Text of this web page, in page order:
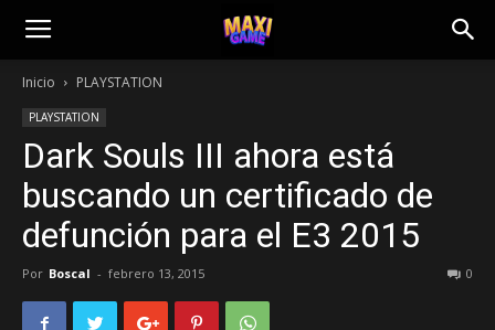
Inicio PLAYSTATION
PLAYSTATION
Dark Souls III ahora está
buscando un certificado de
defunción para el E3 2015
Por Boscal - febrero 13, 2015 0